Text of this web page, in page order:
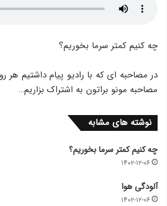
چه کنیم کمتر سرما بخوریم؟
در مصاحبه ای که با رادیو پیام داشتیم
مصاحبه مونو براتون به اشتراک بزاریم…
نوشته های مشابه
چه کنیم کمتر سرما بخوریم؟
۱۴۰۲-۱۲-۰۶
آلودگی هوا
۱۴۰۲-۱۲-۰۶